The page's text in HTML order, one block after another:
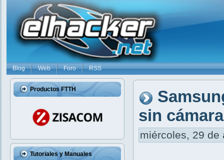
Blog Web Foro RSS
Productos FTTH
Tutoriales y Manuales
sin cámara
miércoles, 29 de